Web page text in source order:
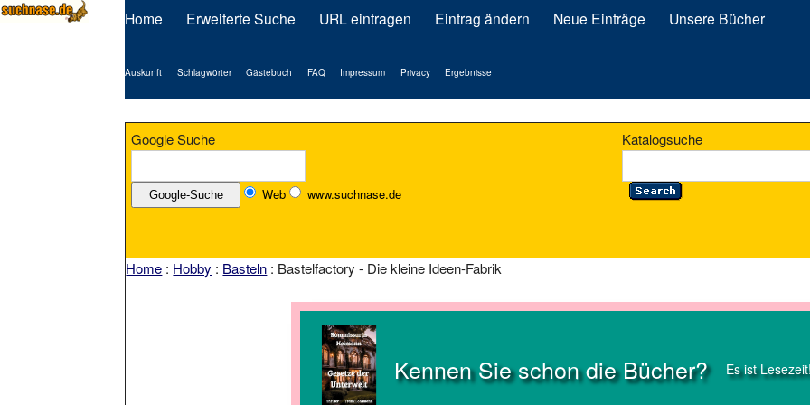
Home Erweiterte Suche URL eintragen Eintrag ändern Neue Einträge Unsere Bücher
Auskunft Schlagwörter Gästebuch FAQ Impressum Privacy Ergebnisse
Google Suche
Web www.suchnase.de
Katalogsuche
Home : Hobby : Basteln : Bastelfactory - Die kleine Ideen-Fabrik
Kennen Sie schon die Bücher? Es ist